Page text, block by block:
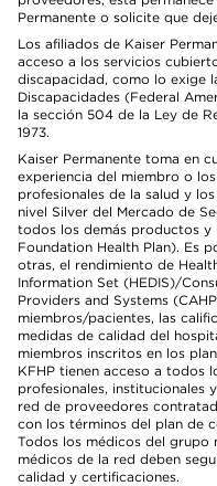
Permanente o solicite que
Los afiliados de Kaiser
acceso a los servicios
discapacidad, como lo exige
Discapacidades (Federal
la sección 504 de la Ley de
1973.
Kaiser Permanente toma en
experiencia del miembro o
profesionales de la salud y
nivel Silver del Mercado de
todos los demás productos y
Foundation Health Plan). Es
otras, el rendimiento de
Information Set (HEDIS)/
Providers and Systems
miembros/pacientes, las
medidas de calidad del
miembros inscritos en los
KFHP tienen acceso a todos
profesionales, institucionales
red de proveedores
con los términos del plan de
Todos los médicos del grupo
médicos de la red deben
calidad y certificaciones.